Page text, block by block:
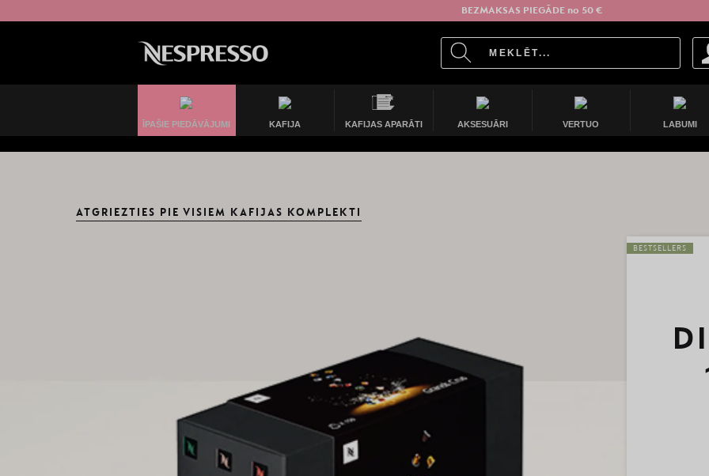
BEZMAKSAS PIEGĀDE no 50 €
ĪPAŠIE PIEDĀVĀJUMI KAFIJA KAFIJAS APARĀTI AKSESUĀRI VERTUO LABUMI
ATGRIEZTIES PIE VISIEM KAFIJAS KOMPLEKTI
BESTSELLERS